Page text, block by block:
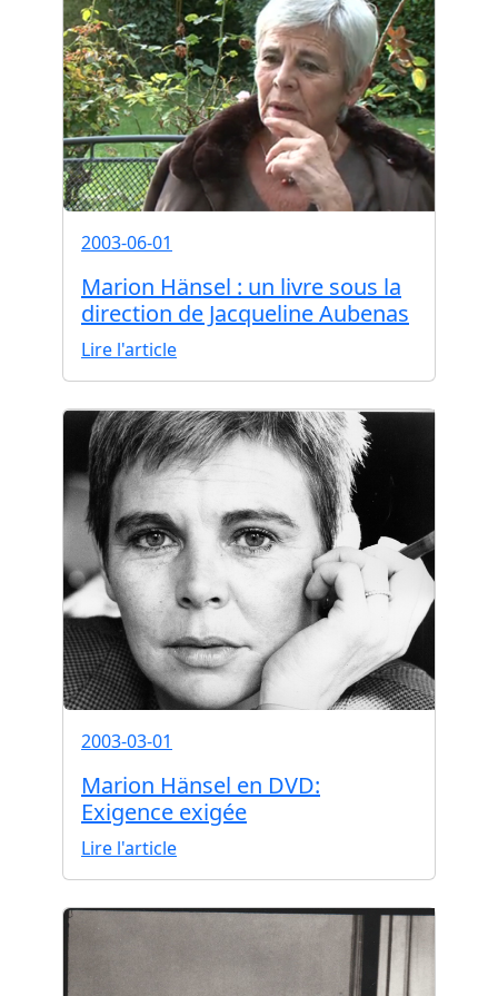
2003-06-01
Marion Hänsel : un livre sous la
direction de Jacqueline Aubenas
Lire l'article
2003-03-01
Marion Hänsel en DVD:
Exigence exigée
Lire l'article